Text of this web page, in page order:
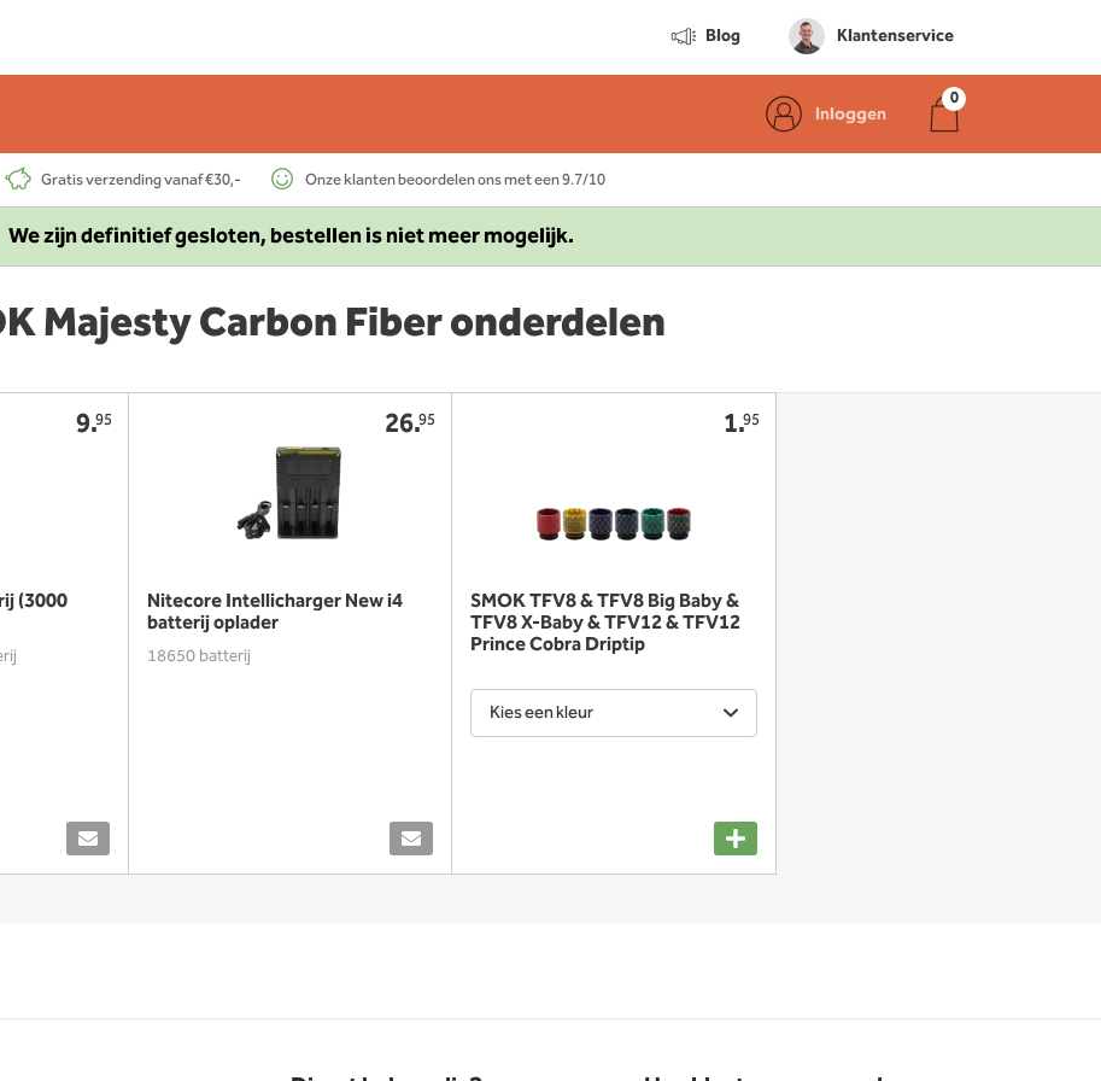
Blog Klantenservice
Inloggen
Gratis verzending vanaf €30,- Onze klanten beoordelen ons met een 9.7/10
We zijn definitief gesloten, bestellen is niet meer mogelijk.
Majesty Carbon Fiber onderdelen
9.95
(3000
26.95
Nitecore Intellicharger New i4
batterij oplader
18650 batterij
1.95
SMOK TFV8 & TFV8 Big Baby &
TFV8 X-Baby & TFV12 & TFV12
Prince Cobra Driptip
Kies een kleur